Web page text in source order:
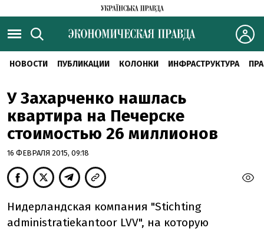
НОВОСТИ ПУБЛИКАЦИИ КОЛОНКИ ИНФРАСТРУКТУРА
У Захарченко нашлась
квартира на Печерске
стоимостью 26 миллионов
16 ФЕВРАЛЯ 2015, 09:18
Нидерландская компания "Stichting
administratiekantoor LVV", на которую